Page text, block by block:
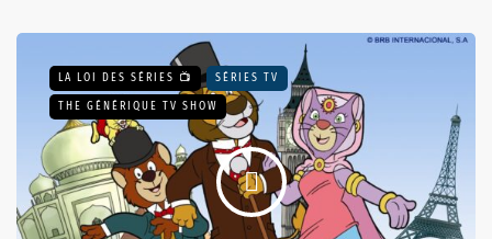
LA LOI DES SÉRIES 📺 SÉRIES TV
THE GÉNÉRIQUE TV SHOW